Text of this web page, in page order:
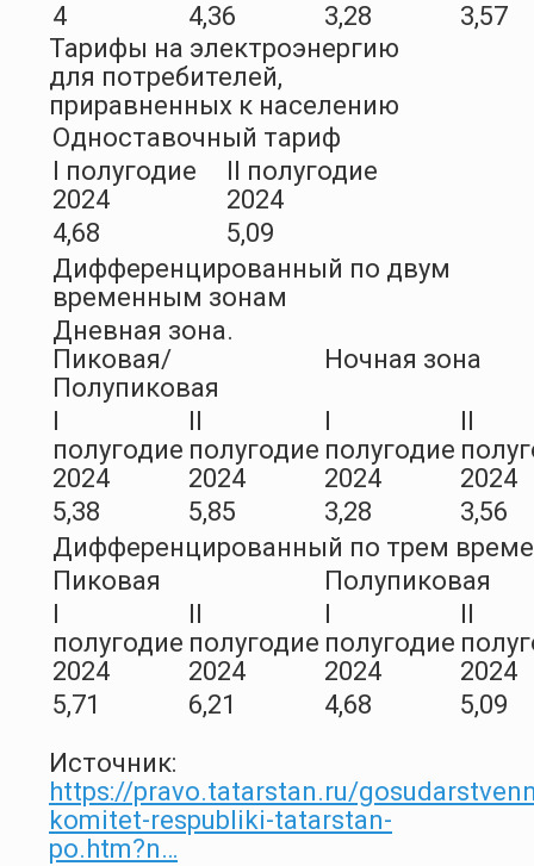
4
4,36 3,28
3,57
Тарифы на электроэнергию
для потребителей,
приравненных к населению
Одноставочный тариф
I полугодие
2024
II полугодие
2024
4,68
5,09
Дифференцированный по двум
временным зонам
Дневная зона.
Пиковая/
Полупиковая
Ночная зона
полугодие
2024
полугодие
2024
полугодие
2024
2024
5,38
5,85 3,28
3,56
Дифференцированный по трем
Пиковая
Полупиковая
полугодие
2024
полугодие
2024
полугодие
2024
2024
5,71
6,21 4,68
5,09
Источник:
https://pravo.tatarstan.ru/
komitet-respubliki-tatarstan-
po.htm?n…